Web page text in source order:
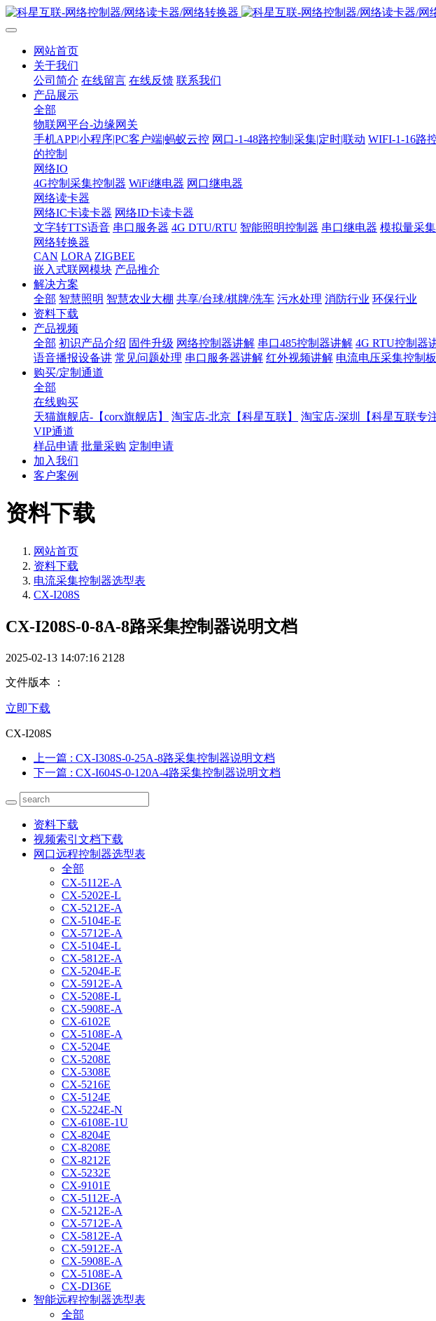
网站首页
关于我们
公司简介 在线留言 在线反馈 联系我们
产品展示
全部
物联网平台-边缘网关
手机APP|小程序|PC客户端|蚂蚁云控 网口-1-48路控制|采集|定时|联动 WIFI-1-16路
的控制
网络IO
4G控制采集控制器 WiFi继电器 网口继电器
网络读卡器
网络IC卡读卡器 网络ID卡读卡器
文字转TTS语音 串口服务器 4G DTU/RTU 智能照明控制器 串口继电器 模拟量采
网络转换器
CAN LORA ZIGBEE
嵌入式联网模块 产品推介
解决方案
全部 智慧照明 智慧农业大棚 共享/台球/棋牌/洗车 污水处理 消防行业 环保行业
资料下载
产品视频
全部 初识产品介绍 固件升级 网络控制器讲解 串口485控制器讲解 4G RTU控制器
语音播报设备讲 常见问题处理 串口服务器讲解 红外视频讲解 电流电压采集控制
购买/定制通道
全部
在线购买
天猫旗舰店-【corx旗舰店】
淘宝店-北京【科星互联】
淘宝店-深圳【科星互联专
VIP通道
样品申请 批量采购 定制申请
加入我们
客户案例
资料下载
网站首页
资料下载
电流采集控制器选型表
CX-I208S
CX-I208S-0-8A-8路采集控制器说明文档
2025-02-13 14:07:16 2128
文件版本 ：
立即下载
CX-I208S
上一篇 : CX-I308S-0-25A-8路采集控制器说明文档
下一篇 : CX-I604S-0-120A-4路采集控制器说明文档
资料下载
视频索引文档下载
网口远程控制器选型表
全部
CX-5112E-A
CX-5202E-L
CX-5212E-A
CX-5104E-E
CX-5712E-A
CX-5104E-L
CX-5812E-A
CX-5204E-E
CX-5912E-A
CX-5208E-L
CX-5908E-A
CX-6102E
CX-5108E-A
CX-5204E
CX-5208E
CX-5308E
CX-5216E
CX-5124E
CX-5224E-N
CX-6108E-1U
CX-8204E
CX-8208E
CX-8212E
CX-5232E
CX-9101E
CX-5112E-A
CX-5212E-A
CX-5712E-A
CX-5812E-A
CX-5912E-A
CX-5908E-A
CX-5108E-A
CX-DI36E
智能远程控制器选型表
全部